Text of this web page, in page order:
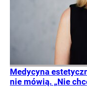
Medycyna
nie mówią. „Nie